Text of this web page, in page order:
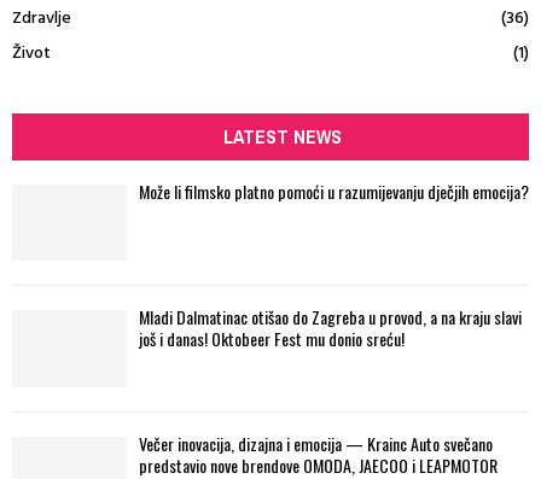
Zdravlje
(36)
Život
(1)
LATEST NEWS
Može li filmsko platno pomoći u razumijevanju dječjih emocija?
Mladi Dalmatinac otišao do Zagreba u provod, a na kraju slavi
još i danas! Oktobeer Fest mu donio sreću!
Večer inovacija, dizajna i emocija — Krainc Auto svečano
predstavio nove brendove OMODA, JAECOO i LEAPMOTOR